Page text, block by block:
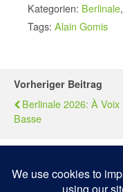
Kategorien: Berlinale,
Tags: Alain Gomis
Vorheriger Beitrag
Berlinale 2026: À Voix
Basse